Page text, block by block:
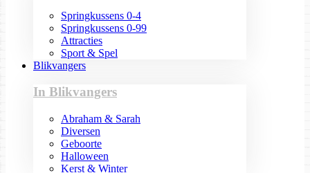
Springkussens 0-4
Springkussens 0-99
Attracties
Sport & Spel
Blikvangers
In Blikvangers
Abraham & Sarah
Diversen
Geboorte
Halloween
Kerst & Winter